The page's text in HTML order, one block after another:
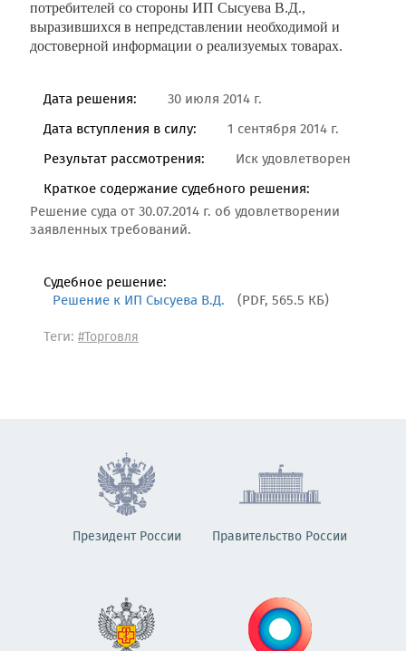
потребителей со стороны ИП Сысуева В.Д.,
выразившихся в непредставлении необходимой и
достоверной информации о реализуемых товарах.
Дата решения:
30 июля 2014 г.
Дата вступления в силу:
1 сентября 2014 г.
Результат рассмотрения:
Иск удовлетворен
Краткое содержание судебного решения:
Решение суда от 30.07.2014 г. об удовлетворении
заявленных требований.
Судебное решение:
Решение к ИП Сысуева В.Д.
(PDF, 565.5 КБ)
Теги: #Торговля
Президент России Правительство России